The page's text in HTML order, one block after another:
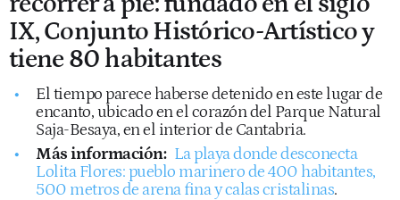
IX, Conjunto Histórico-Artístico y
tiene 80 habitantes
El tiempo parece haberse detenido en este lugar de
encanto, ubicado en el corazón del Parque Natural
Saja-Besaya, en el interior de Cantabria.
Más información: La playa donde desconecta
Lolita Flores: pueblo marinero de 400 habitantes,
500 metros de arena fina y calas cristalinas.